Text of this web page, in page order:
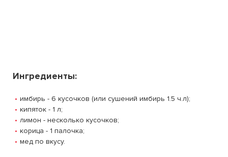
Ингредиенты:
имбирь - 6 кусочков (или сушений имбирь 1.5 ч.л);
кипяток - 1 л;
лимон - несколько кусочков;
корица - 1 палочка;
мед по вкусу.